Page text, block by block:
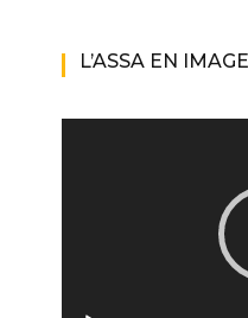
L’ASSA EN